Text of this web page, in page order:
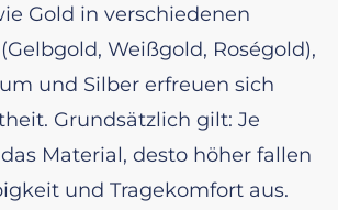
Gold in verschiedenen
Weißgold, Roségold),
und Silber erfreuen sich
Grundsätzlich gilt: Je
Material, desto höher fallen
und Tragekomfort aus.